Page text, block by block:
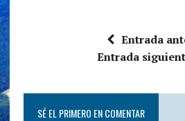
Entrada
Entrada
SÉ EL PRIMERO EN COMENTAR